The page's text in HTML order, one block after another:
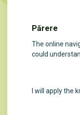
Părere
The online
could
I will apply the